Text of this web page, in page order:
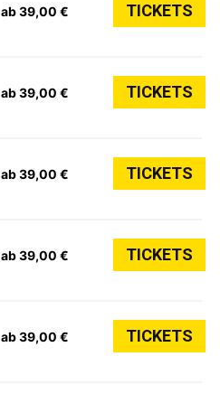
ab 39,00 € TICKETS
ab 39,00 € TICKETS
ab 39,00 € TICKETS
ab 39,00 € TICKETS
ab 39,00 € TICKETS